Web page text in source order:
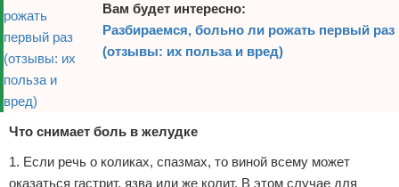
Вам будет интересно:
Разбираемся, больно ли рожать первый раз
(отзывы: их польза и вред)
Что снимает боль в желудке
1. Если речь о коликах, спазмах, то виной всему может
оказаться гастрит, язва или же колит. В этом случае для